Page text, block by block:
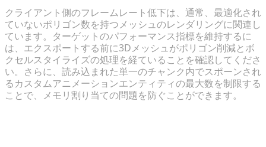
クライアント側のフレームレート低下は、通常、最適化され
ていないポリゴン数を持つメッシュのレンダリングに関連し
ています。ターゲットのパフォーマンス指標を維持するに
は、エクスポートする前に3Dメッシュがポリゴン削減とボ
クセルスタイライズの処理を経ていることを確認してくださ
い。さらに、読み込まれた単一のチャンク内でスポーンされ
るカスタムアニメーションエンティティの最大数を制限する
ことで、メモリ割り当ての問題を防ぐことができます。